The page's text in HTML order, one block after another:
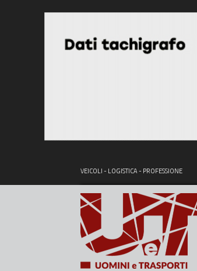
VEICOLI - LOGISTICA - PROFESSIONE